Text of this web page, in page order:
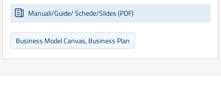
Manuali/Guide/ Schede/Slides (PDF)
Business Model Canvas, Business Plan